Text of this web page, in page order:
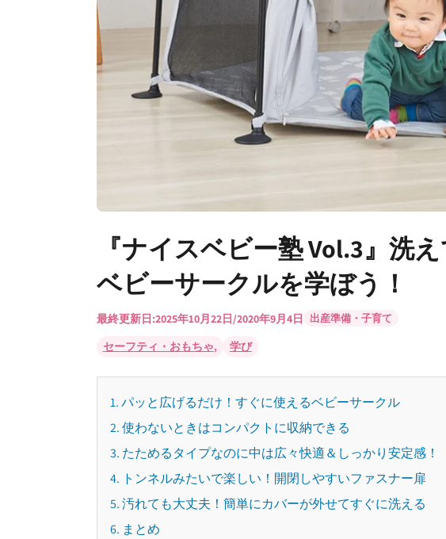
『ナイスベビー塾 Vol.3』洗
ベビーサークルを学ぼう！
最終更新日:2025年10月22日/2020年9月4日 出産準備・子育て
セーフティ・おもちゃ, 学び
1. パッと広げるだけ！すぐに使えるベビーサークル
2. 使わないときはコンパクトに収納できる
3. たためるタイプなのに中は広々快適＆しっかり安定感！
4. トンネルみたいで楽しい！開閉しやすいファスナー扉
5. 汚れても大丈夫！簡単にカバーが外せてすぐに洗える
6. まとめ